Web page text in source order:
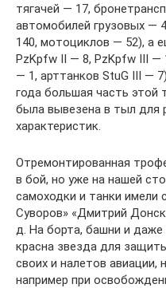
тягачей — 17,
автомобилей грузовых —
140, мотоциклов — 52), а
PzKpfw II — 8, PzKpfw III —
— 1, арттанков StuG III —
года большая часть этой
была вывезена в тыл для
характеристик.
Отремонтированная
в бой, но уже на нашей
самоходки и танки имели
Суворов» «Дмитрий
д. На борта, башни и
красна звезда для
своих и налетов авиации,
например при